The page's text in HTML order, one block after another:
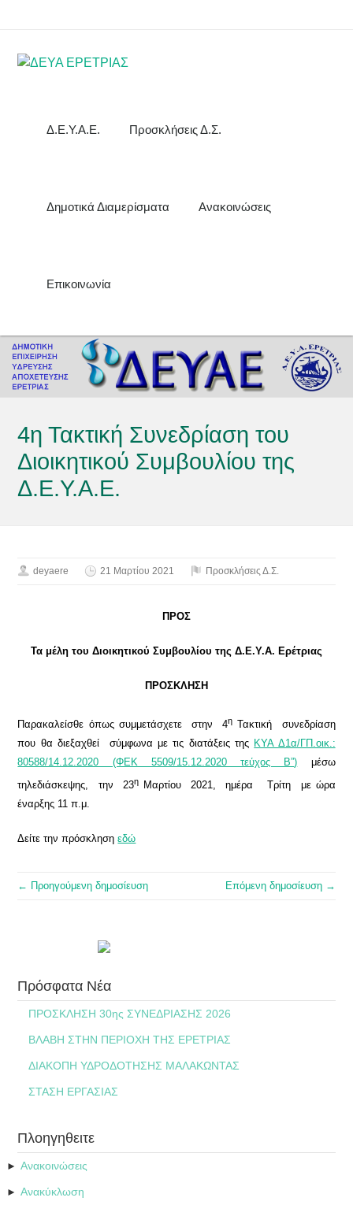
Δ.Ε.Υ.Α.Ε. Προσκλήσεις Δ.Σ.
Δημοτικά Διαμερίσματα Ανακοινώσεις
Επικοινωνία
4η Τακτική Συνεδρίαση του
Διοικητικού Συμβουλίου της
Δ.Ε.Υ.Α.Ε.
deyaere 21 Μαρτίου 2021 Προσκλήσεις Δ.Σ.
ΠΡΟΣ
Τα μέλη του Διοικητικού Συμβουλίου της Δ.Ε.Υ.Α. Ερέτριας
ΠΡΟΣΚΛΗΣΗ
Παρακαλείσθε όπως συμμετάσχετε στην 4η Τακτική συνεδρίαση
που θα διεξαχθεί σύμφωνα με τις διατάξεις της ΚΥΑ Δ1α/ΓΠ.οικ.:
80588/14.12.2020 (ΦΕΚ 5509/15.12.2020 τεύχος Β”) μέσω
τηλεδιάσκεψης, την 23ηΜαρτίου 2021, ημέρα Τρίτη με ώρα
έναρξης 11 π.μ.
Δείτε την πρόσκλησηεδώ
← Προηγούμενη δημοσίευση Επόμενη δημοσίευση →
Πρόσφατα Νέα
ΠΡΟΣΚΛΗΣΗ 30ης ΣΥΝΕΔΡΙΑΣΗΣ 2026
ΒΛΑΒΗ ΣΤΗΝ ΠΕΡΙΟΧΗ ΤΗΣ ΕΡΕΤΡΙΑΣ
ΔΙΑΚΟΠΗ ΥΔΡΟΔΟΤΗΣΗΣ ΜΑΛΑΚΩΝΤΑΣ
ΣΤΑΣΗ ΕΡΓΑΣΙΑΣ
Πλοηγηθειτε
► Ανακοινώσεις
► Ανακύκλωση